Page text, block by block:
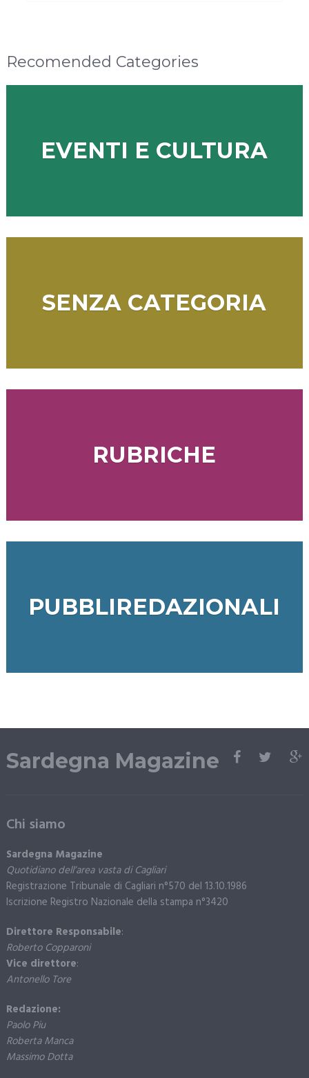
Recomended Categories
EVENTI E CULTURA
SENZA CATEGORIA
RUBRICHE
PUBBLIREDAZIONALI
Sardegna Magazine
Chi siamo
Sardegna Magazine
Quotidiano dell’area vasta di Cagliari
Registrazione Tribunale di Cagliari n°570 del 13.10.1986
Iscrizione Registro Nazionale della stampa n°3420
Direttore Responsabile:
Roberto Copparoni
Vice direttore:
Antonello Tore
Redazione:
Paolo Piu
Roberta Manca
Massimo Dotta